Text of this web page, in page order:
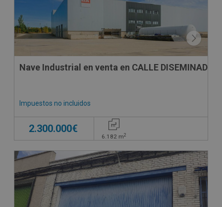
Nave Industrial en venta en CALLE
Impuestos no incluidos
2.300.000€
6.182 m2
CONDICIONES ESPECIALES